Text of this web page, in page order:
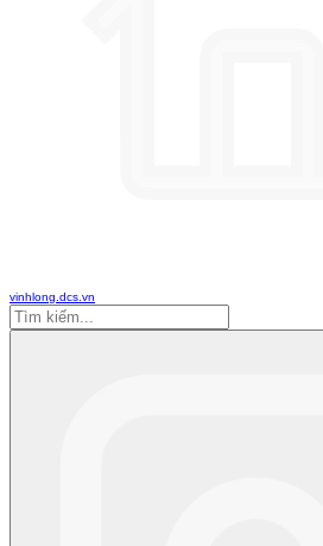
vinhlong.dcs.vn